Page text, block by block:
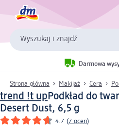
Wyszukaj i znajdź
Darmowa
Strona główna Makijaż Cera
trend !t upPodkład do
Desert Dust, 6,5 g
4.7 (7 ocen)